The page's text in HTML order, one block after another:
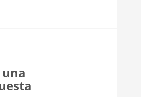
una